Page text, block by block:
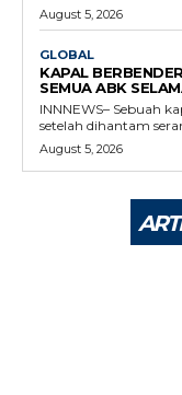
August 5, 2026
GLOBAL
KAPAL
SEMUA ABK
INNNEWS– Sebuah
setelah dihantam
August 5, 2026